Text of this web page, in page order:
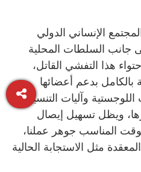
الإنساني الدولي
جانب السلطات المحلية
هذا التفشي القاتل،
بالكامل بدعم أعضائها
وآليات التنسيق
ويظل تسهيل إيصال
المناسب جوهر عملنا،
مثل الاستجابة الحالية